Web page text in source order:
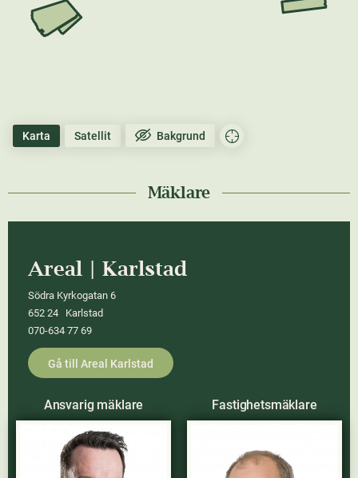
Karta Satellit Bakgrund
Mäklare
Areal | Karlstad
Södra Kyrkogatan 6
652 24 Karlstad
070-634 77 69
Gå till Areal Karlstad
Ansvarig mäklare Fastighetsmäklare